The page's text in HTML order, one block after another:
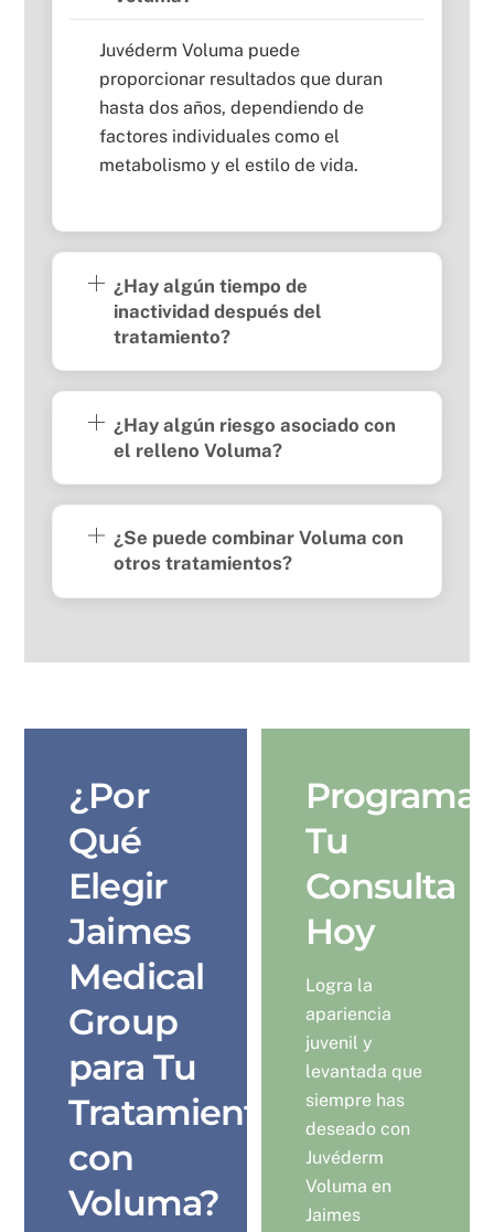
Juvéderm Voluma puede
proporcionar resultados que duran
hasta dos años, dependiendo de
factores individuales como el
metabolismo y el estilo de vida.
¿Hay algún tiempo de
inactividad después del
tratamiento?
¿Hay algún riesgo asociado con
el relleno Voluma?
¿Se puede combinar Voluma con
otros tratamientos?
¿Por
Qué
Elegir
Jaimes
Medical
Group
para Tu
Tratamiento
con
Voluma?
Programa
Tu
Consulta
Hoy
Logra la
apariencia
juvenil y
levantada que
siempre has
deseado con
Juvéderm
Voluma en
Jaimes